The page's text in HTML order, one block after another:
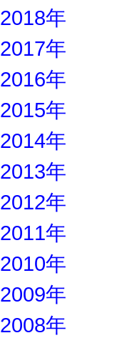
2018年
2017年
2016年
2015年
2014年
2013年
2012年
2011年
2010年
2009年
2008年